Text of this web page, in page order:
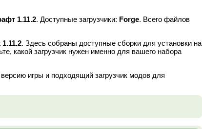
1.11.2. Доступные загрузчики: Forge. Всего файлов
1.11.2. Здесь собраны доступные сборки для установки на
какой загрузчик нужен именно для вашего набора
игры и подходящий загрузчик модов для